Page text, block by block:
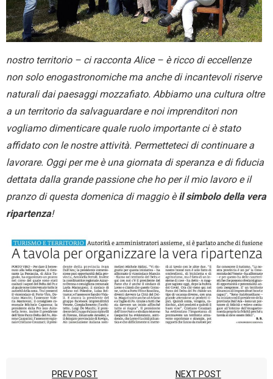
nostro territorio – ci racconta Alice – è ricco di eccellenze
non solo enogastronomiche ma anche di incantevoli riserve
naturali dai paesaggi mozzafiato. Abbiamo una cultura oltre
a un territorio da salvaguardare e noi imprenditori non
vogliamo dimenticare quale ruolo importante ci è stato
affidato con le nostre attività. Permetteteci di continuare a
lavorare. Oggi per me è una giornata di speranza e di fiducia
dettata dalla grande passione che ho per il mio lavoro e il
pranzo di questa domenica di maggio èil simbolo della vera
ripartenza!
PREV POST NEXT POST